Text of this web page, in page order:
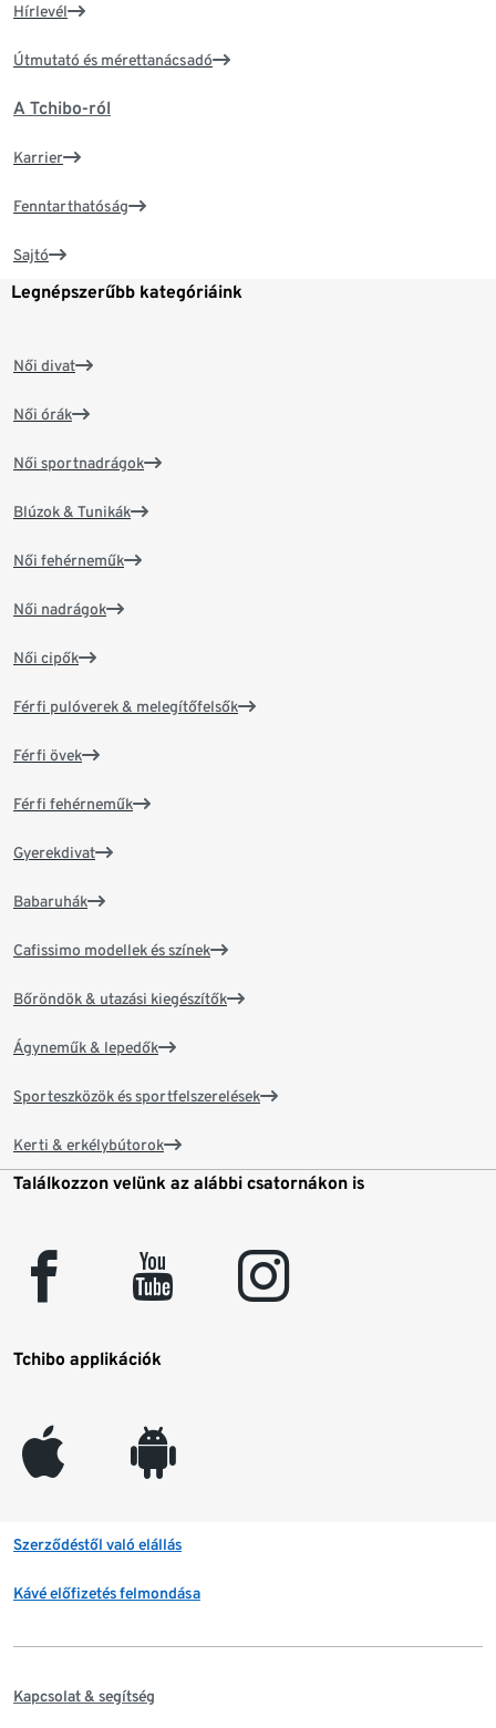
Hírlevél
Útmutató és mérettanácsadó
A Tchibo-ról
Karrier
Fenntarthatóság
Sajtó
Legnépszerűbb kategóriáink
Női divat
Női órák
Női sportnadrágok
Blúzok & Tunikák
Női fehérneműk
Női nadrágok
Női cipők
Férfi pulóverek & melegítőfelsők
Férfi övek
Férfi fehérneműk
Gyerekdivat
Babaruhák
Cafissimo modellek és színek
Bőröndök & utazási kiegészítők
Ágyneműk & lepedők
Sporteszközök és sportfelszerelések
Kerti & erkélybútorok
Találkozzon velünk az alábbi csatornákon is
facebook youtube instagram
Tchibo applikációk
appleinc android
Szerződéstől való elállás
Kávé előfizetés felmondása
Kapcsolat & segítség